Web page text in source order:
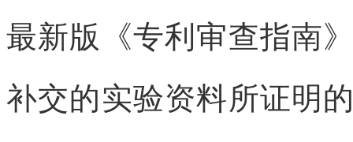
最新版《专利审查指南
补交的实验资料所证明